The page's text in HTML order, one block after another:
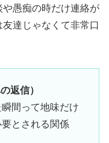
愚痴の時だけ連絡が
達じゃなくて非常口
返信）
間って地味だけ
とされる関係